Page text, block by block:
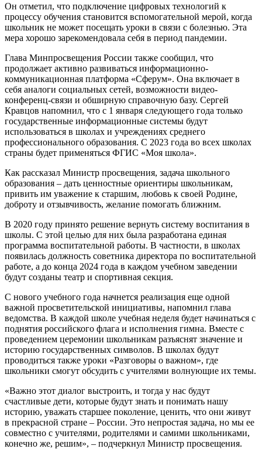
Он отметил, что подключение цифровых технологий к
процессу обучения становится вспомогательной мерой, когда
школьник не может посещать уроки в связи с болезнью. Эта
мера хорошо зарекомендовала себя в период пандемии.
Глава Минпросвещения России также сообщил, что
продолжает активно развиваться информационно-
коммуникационная платформа «Сферум». Она включает в
себя аналоги социальных сетей, возможности видео-
конференц-связи и обширную справочную базу. Сергей
Кравцов напомнил, что с 1 января следующего года только
государственные информационные системы будут
использоваться в школах и учреждениях среднего
профессионального образования. С 2023 года во всех школах
страны будет применяться ФГИС «Моя школа».
Как рассказал Министр просвещения, задача школьного
образования – дать ценностные ориентиры школьникам,
привить им уважение к старшим, любовь к своей Родине,
доброту и отзывчивость, желание помогать ближним.
В 2020 году принято решение вернуть систему воспитания в
школы. С этой целью для них была разработана единая
программа воспитательной работы. В частности, в школах
появилась должность советника директора по воспитательной
работе, а до конца 2024 года в каждом учебном заведении
будут созданы театр и спортивная секция.
С нового учебного года начнется реализация еще одной
важной просветительской инициативы, напомнил глава
ведомства. В каждой школе учебная неделя будет начинаться с
поднятия российского флага и исполнения гимна. Вместе с
проведением церемонии школьникам разъяснят значение и
историю государственных символов. В школах будут
проводиться также уроки «Разговоры о важном», где
школьники смогут обсудить с учителями волнующие их темы.
«Важно этот диалог выстроить, и тогда у нас будут
счастливые дети, которые будут знать и понимать нашу
историю, уважать старшее поколение, ценить, что они живут
в прекрасной стране – России. Это непростая задача, но мы ее
совместно с учителями, родителями и самими школьниками,
конечно же, решим», – подчеркнул Министр просвещения.